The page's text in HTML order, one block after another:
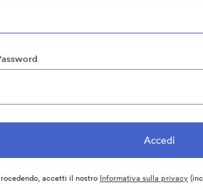
accetti il nostro Informativa sulla privacy